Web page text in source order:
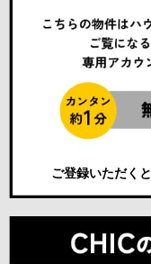
ご登録いただくと